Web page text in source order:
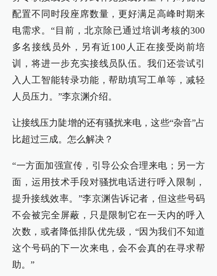
配置不同时段座席数量，更好满足高峰时期来
电需求。“目前，北京除已通过培训考核的300
多名接线员外，另有近100人正在接受岗前培
训，将进一步充实接线员队伍。我们还尝试引
入人工智能转录功能，帮助填写工单等，减轻
人员压力。”李京渊介绍。
让接线压力陡增的还有骚扰来电，这些“杂音”占
比超过三成。怎么解决？
“一方面加强宣传，引导公众合理来电；另一方
面，运用技术手段对骚扰电话进行呼入限制，
提升接线效率。”李京渊告诉记者，但这些号码
不会被完全屏蔽，只是限制它在一天内的呼入
次数，或者降低排队优先级，“因为我们不知道
这个号码的下一次来电，会不会真的在寻求帮
助。”